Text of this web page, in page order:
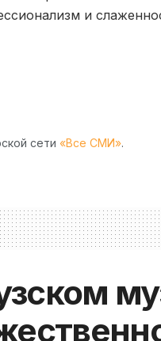
и
сети «Все СМИ».